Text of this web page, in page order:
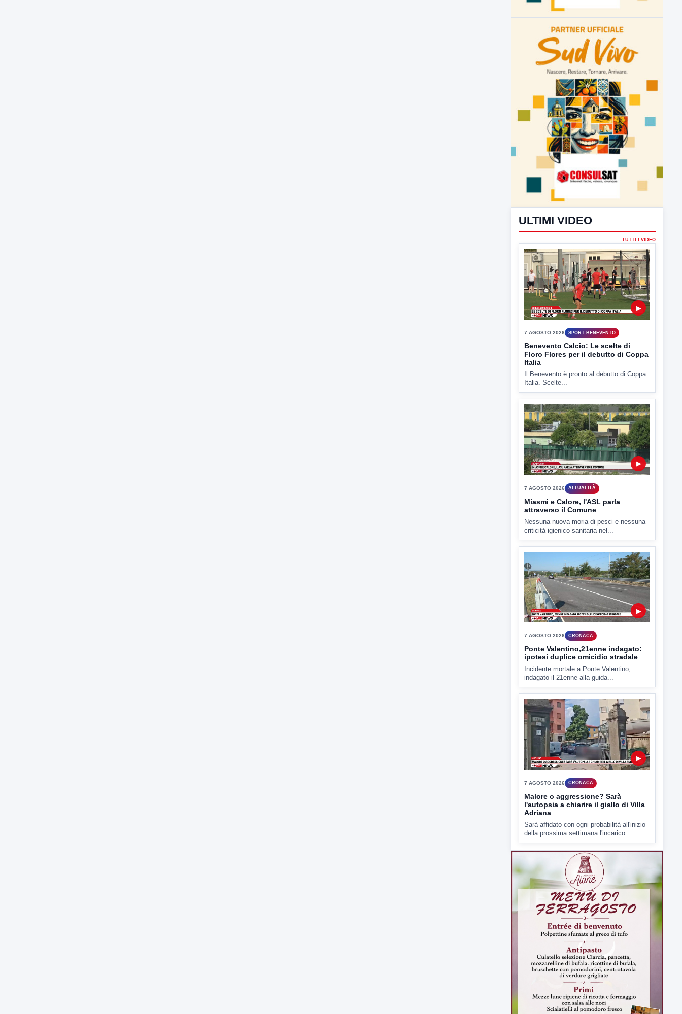
ULTIMI VIDEO
▶
7 AGOSTO 2026 SPORT BENEVENTO
Benevento Calcio: Le scelte di
Floro Flores per il debutto di Coppa
Il Benevento è pronto al debutto di Coppa
Italia. Scelte...
▶
7 AGOSTO 2026 ATTUALITÀ
Miasmi e Calore, l'ASL parla
attraverso il Comune
Nessuna nuova moria di pesci e nessuna
criticità igienico-sanitaria nel...
▶
7 AGOSTO 2026
Ponte Valentino,21enne indagato:
ipotesi duplice omicidio stradale
Incidente mortale a Ponte Valentino,
indagato il 21enne alla guida...
▶
7 AGOSTO 2026 CRONACA
Malore o aggressione? Sarà
l'autopsia a chiarire il giallo di Villa
Sarà affidato con ogni probabilità all'inizio
della prossima settimana l'incarico...